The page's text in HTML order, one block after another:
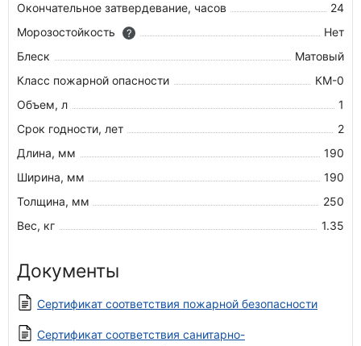
Окончательное затвердевание, часов
24
Морозостойкость
?
Нет
Блеск
Матовый
Класс пожарной опасности
КМ-0
Объем, л
1
Срок годности, лет
2
Длина, мм
190
Ширина, мм
190
Толщина, мм
250
Вес, кг
1.35
Документы
Сертификат соответствия пожарной безопасности
Сертификат соответствия санитарно-